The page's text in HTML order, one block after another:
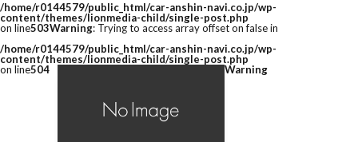
/home/r0144579/public_html/car-anshin-navi.co.jp/wp-
content/themes/lionmedia-child/single-post.php
on line503Warning: Trying to access array offset on false in
/home/r0144579/public_html/car-anshin-navi.co.jp/wp-
content/themes/lionmedia-child/single-post.php
on line504 Warning